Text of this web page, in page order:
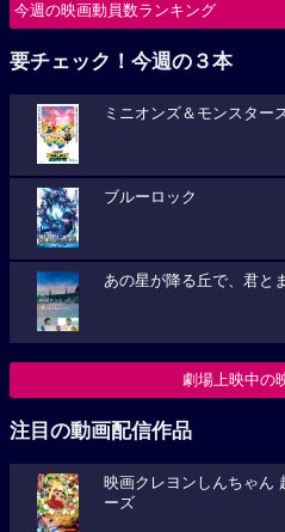
今週の映画動員数ランキング
要チェック！今週の３本
ミニオンズ＆モンスター
ブルーロック
あの星が降る丘で、君と
劇場上映中の
注目の動画配信作品
映画クレヨンしんちゃん
ーズ